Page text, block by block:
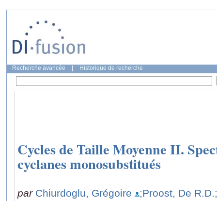
Recherche avancée Historique de recherche
Cycles de Taille Moyenne II.
cyclanes monosubstitués
par Chiurdoglu, Grégoire ;Proost, De R.D.